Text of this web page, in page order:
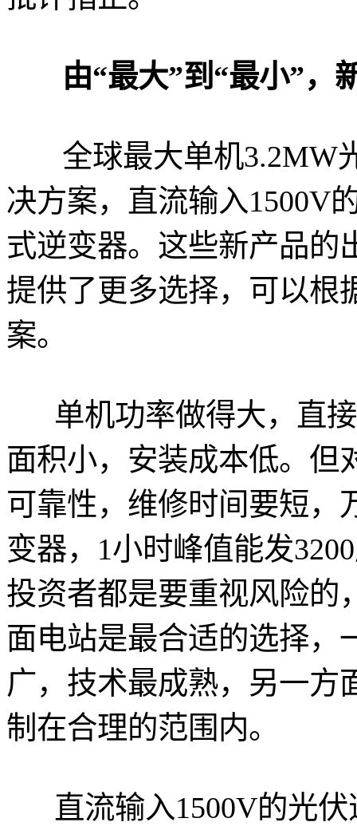
由“最大”到“最小”，
全球最大单机3.2MW
决方案，直流输入1500V
式逆变器。这些新产品的
提供了更多选择，可以根
案。
单机功率做得大，直接
面积小，安装成本低。但
可靠性，维修时间要短，
变器，1小时峰值能发
投资者都是要重视风险的
面电站是最合适的选择，
广，技术最成熟，另一方
制在合理的范围内。
直流输入1500V的光伏